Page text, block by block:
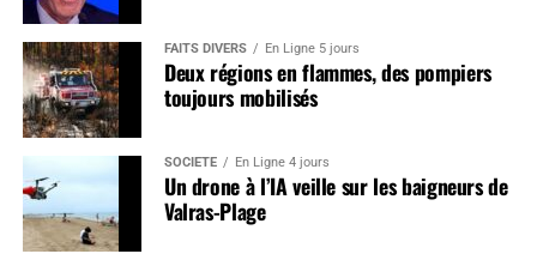
FAITS DIVERS En Ligne 5 jours
Deux régions en flammes, des pompiers
toujours mobilisés
SOCIÉTÉ En Ligne 4 jours
Un drone à l’IA veille sur les baigneurs de
Valras-Plage